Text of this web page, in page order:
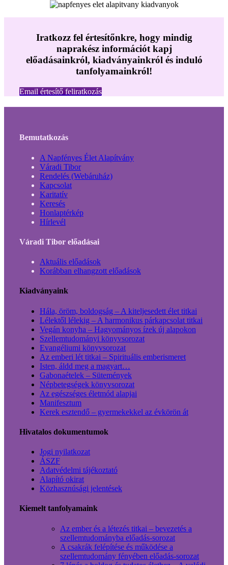
Iratkozz fel értesítőnkre, hogy mindig
naprakész információt kapj
előadásainkról, kiadványainkról és induló
tanfolyamainkról!
Email értesítő feliratkozás
Bemutatkozás
A Napfényes Élet Alapítvány
Váradi Tibor
Rendelés (Webáruház)
Kapcsolat
Karitatív
Keresés
Honlaptérkép
Hírlevél
Váradi Tibor előadásai
Aktuális előadások
Korábban elhangzott előadások
Kiadványaink
Hála, öröm, boldogság – A kiteljesedett élet titkai
Lélektől lélekig – A harmonikus párkapcsolat titkai
Vegán konyha – Hagyományos ízek új alapokon
Szellemtudományi könyvsorozat
Evangéliumi könyvsorozat
Az emberi lét titkai – Spirituális emberismeret
Isten, áldd meg a magyart…
Gabonaételek – Sütemények
Népbetegségek könyvsorozat
Az egészséges életmód alapjai
Manifesztum
Kerek esztendő – gyermekekkel az évkörön át
Hivatalos dokumentumok
Jogi nyilatkozat
ÁSZF
Adatvédelmi tájékoztató
Alapító okirat
Közhasznúsági jelentések
Kiemelt tanfolyamaink
Az ember és a létezés titkai – bevezetés a
szellemtudományba előadás-sorozat
A csakrák felépítése és működése a
szellemtudomány fényében előadás-sorozat